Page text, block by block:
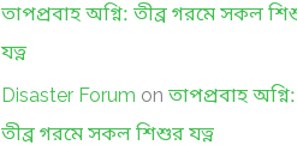
তাপপ্রবাহ অগ্নি: তীব্র গরমে সকল
যত্ন
Disaster Forum on তাপপ্রবাহ অগ্নি:
তীব্র গরমে সকল শিশুর যত্ন